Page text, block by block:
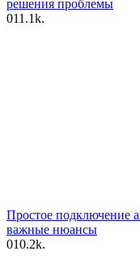
решения проблемы
011.1k.
Простое подключение
важные нюансы
010.2k.